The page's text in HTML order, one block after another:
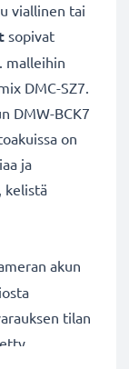
viallinen tai
sopivat
malleihin
DMC-SZ7.
DMW-BCK7
on
ja
kelistä
akun
tilan